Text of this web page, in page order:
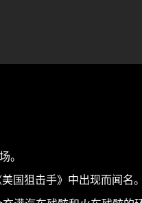
。
国狙击手》中出现而闻名